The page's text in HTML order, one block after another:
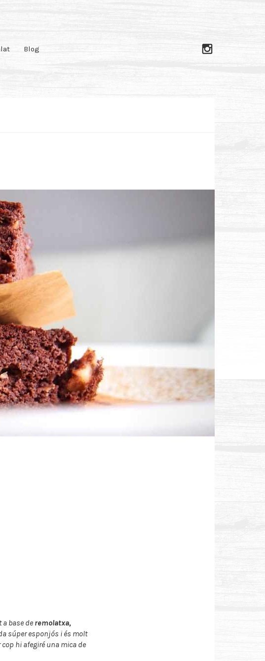
Blog
a base de remolatxa,
súper esponjós i és molt
hi afegiré una mica de